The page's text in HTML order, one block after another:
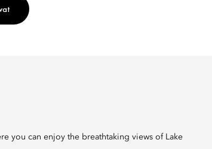
you can enjoy the breathtaking views of Lake